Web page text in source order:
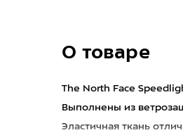
О товаре
The North Face
Выполнены из
Эластичная ткань